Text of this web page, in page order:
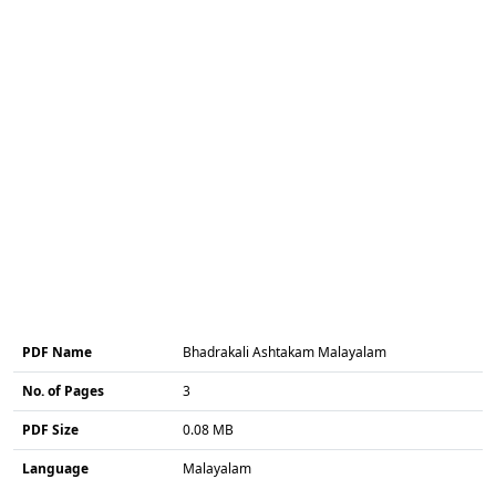
PDF Name Bhadrakali Ashtakam Malayalam
No. of Pages 3
PDF Size 0.08 MB
Language Malayalam